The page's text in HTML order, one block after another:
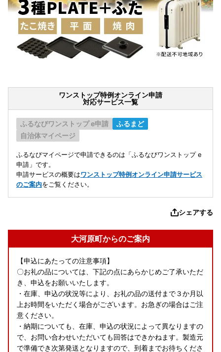
ワンストップ特例オンライン申請
対応サービス一覧
ふるなびワンストップ e申請
ふるまど
自治体マイページ
ふるなびマイページで申請できるのは「ふるなびワンストップ e
申請」です。
申請サービスの概要はワンストップ特例オンライン申請サービス
のご案内をご覧ください。
シェアする
大河原町からのご案内
【申込にあたっての注意事項】
〇お礼の品については、下記の点にあらかじめご了承いただ
き、申込をお願いいたします。
・在庫、申込の状況等により、お礼の品の送付まで３か月以
上お時間をいただく場合がございます。お急ぎの場合はご注
意ください。
・納期についても、在庫、申込の状況によって異なりますの
で、お問い合わせいただいても回答はできかねます。製造元
で準備でき次第発送となりますので、到着までお待ちくださ